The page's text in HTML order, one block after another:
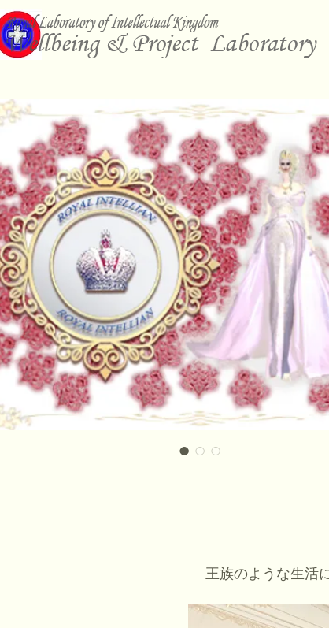
王族のような生活